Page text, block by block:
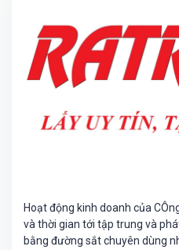
Hoạt động kinh doanh của
và thời gian tới tập trung và
bằng đường sắt chuyên dùng